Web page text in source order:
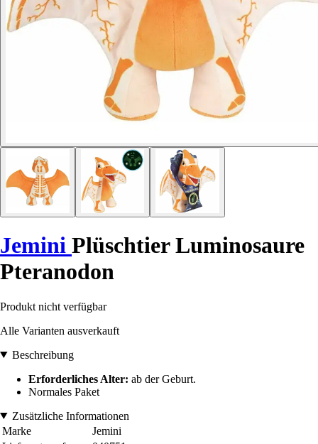
Jemini Plüschtier Luminosaure
Pteranodon
Produkt nicht verfügbar
Alle Varianten ausverkauft
Beschreibung
Erforderliches Alter: ab der Geburt.
Normales Paket
Zusätzliche Informationen
Marke
Jemini